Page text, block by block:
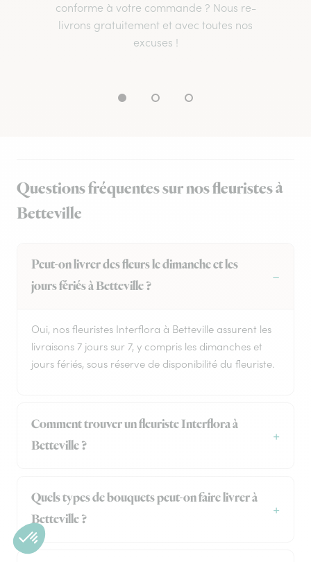
conforme à votre commande ? Nous re-
livrons gratuitement et avec toutes nos
excuses !
Questions fréquentes sur nos fleuristes à
Betteville
Peut-on livrer des fleurs le dimanche et les
jours fériés à Betteville ?
Oui, nos fleuristes Interflora à Betteville assurent les
livraisons 7 jours sur 7, y compris les dimanches et
jours fériés, sous réserve de disponibilité du fleuriste.
Comment trouver un fleuriste Interflora à
Betteville ?
Quels types de bouquets peut-on faire livrer à
Betteville ?